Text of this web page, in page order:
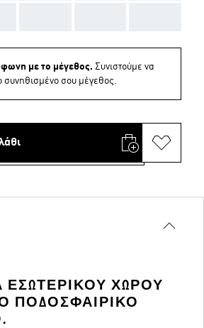
με το μέγεθος. Συνιστούμε να
συνηθισμένο σου μέγεθος.
ΕΣΩΤΕΡΙΚΟΎ ΧΏΡΟΥ
ΠΟΔΟΣΦΑΙΡΙΚΌ